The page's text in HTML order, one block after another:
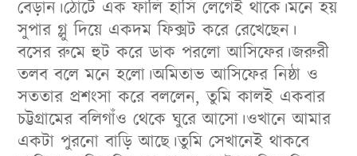
বেড়ান।ঠোঁটে এক ফালি হাসি লেগেই থাকে।মনে হয়
সুপার গ্লু দিয়ে একদম ফিক্সট করে রেখেছেন।
বসের রুমে হুট করে ডাক পরলো আসিফের।জরুরী
তলব বলে মনে হলো।অমিতাভ আসিফের নিষ্ঠা ও
সততার প্রশংসা করে বললেন, তুমি কালই একবার
চট্টগ্রামের বলিগাঁও থেকে ঘুরে আসো।ওখানে আমার
একটা পুরনো বাড়ি আছে।তুমি সেখানেই থাকবে